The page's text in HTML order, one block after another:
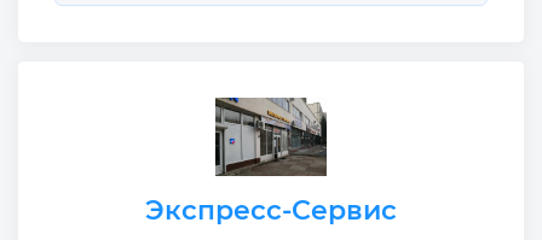
Экспресс-Сервис